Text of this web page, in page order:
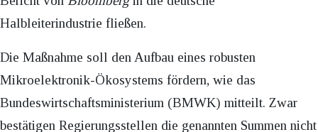
Halbleiterindustrie fließen.
Die Maßnahme soll den Aufbau eines robusten
Mikroelektronik-Ökosystems fördern, wie das
Bundeswirtschaftsministerium (BMWK) mitteilt. Zwar
bestätigen Regierungsstellen die genannten Summen nicht